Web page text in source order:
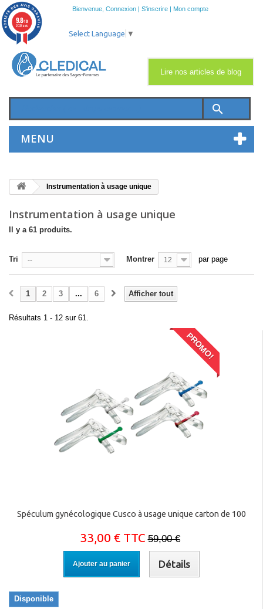
Bienvenue, Connexion | S'inscrire | Mon compte
search
MENU
Lire nos articles de blog
Select Language ▼
Instrumentation à usage unique
Instrumentation à usage unique
Il y a 61 produits.
Tri -- Montrer 12 par page
Afficher tout
1 2 3 ... 6
Résultats 1 - 12 sur 61.
PROMO!
Spéculum gynécologique Cusco à usage unique carton de 100
33,00 € TTC 59,00 €
Ajouter au panier Détails
Disponible
9.8/10
2033 avis